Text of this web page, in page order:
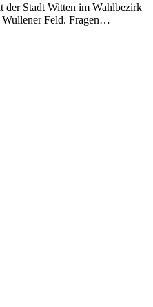
Stadt Witten im Wahlbezirk
Wullener Feld. Fragen…